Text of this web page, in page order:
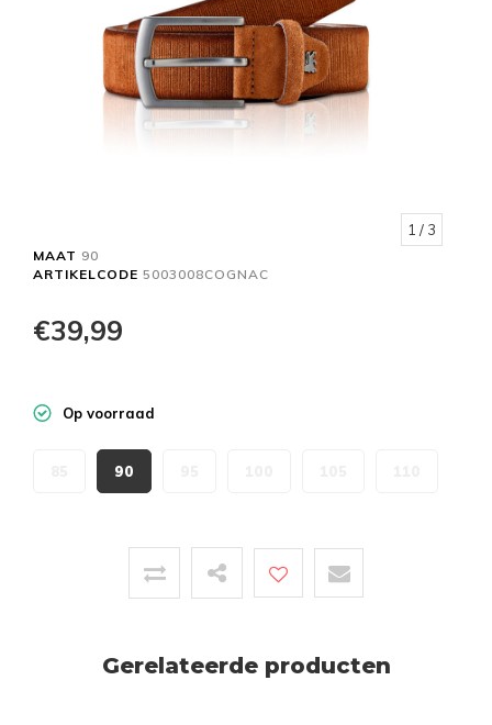
1 / 3
MAAT 90
ARTIKELCODE 5003008COGNAC
€39,99
Op voorraad
90
Gerelateerde producten